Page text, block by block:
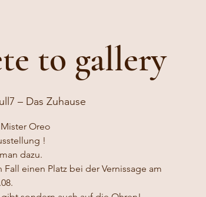
to gallery
– Das Zuhause
Oreo
!
dazu.
einen Platz bei der Vernissage am